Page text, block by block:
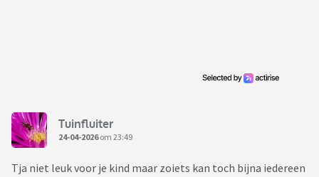
Tuinfluiter
24-04-2026om 23:49
Tja niet leuk voor je kind maar zoiets kan toch bijna iedereen